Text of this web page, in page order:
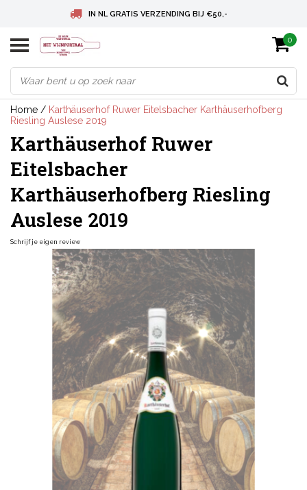
IN NL GRATIS VERZENDING BIJ €50,-
BELGIE GRATIS VERZENDING BIJ € 75
DEUTSCHLAND VERSANDKOSTENFREI AB € 75
0
Home / Karthäuserhof Ruwer Eitelsbacher Karthäuserhofberg
Riesling Auslese 2019
Karthäuserhof Ruwer
Eitelsbacher
Karthäuserhofberg Riesling
Auslese 2019
Schrijf je eigen review